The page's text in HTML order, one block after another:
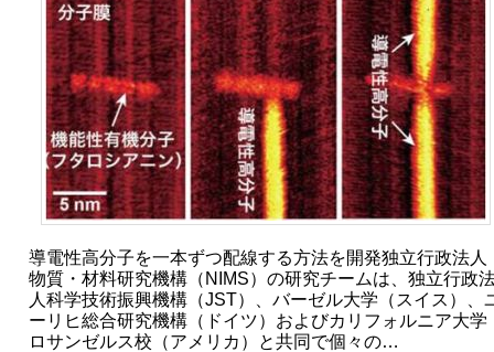
導電性高分子を一本ずつ配線する方法を開発独立行政法人
物質・材料研究機構（NIMS）の研究チームは、独立行政
人科学技術振興機構（JST）、バーゼル大学（スイス）、
ーリヒ総合研究機構（ドイツ）およびカリフォルニア大学
ロサンゼルス校（アメリカ）と共同で個々の…